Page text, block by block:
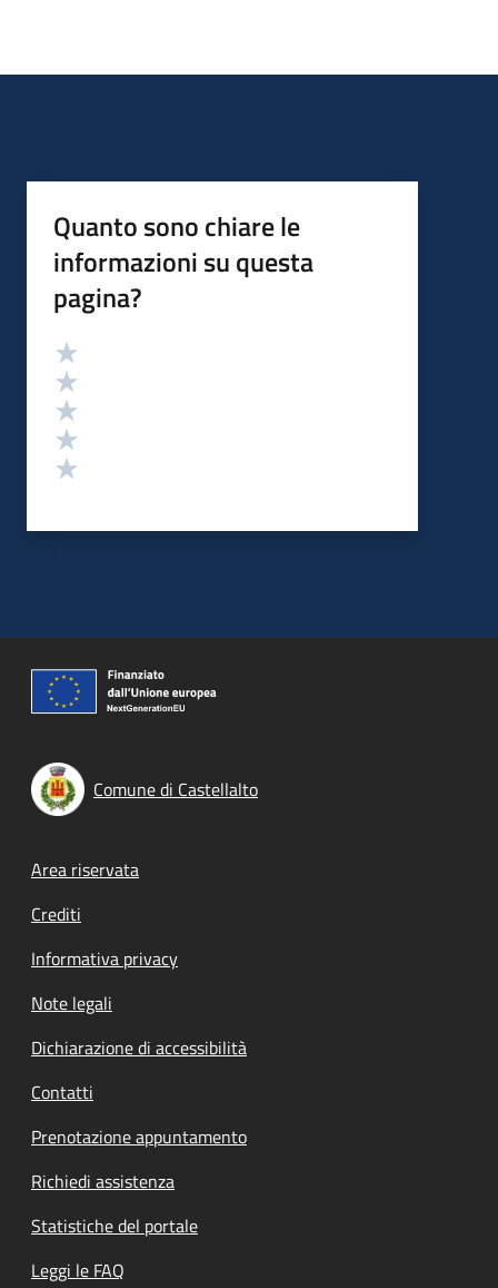
Quanto sono chiare le
informazioni su questa
pagina?
Valutazione
Comune di Castellalto
Footer menu
Area riservata
Crediti
Informativa privacy
Note legali
Dichiarazione di accessibilità
Contatti
Prenotazione appuntamento
Richiedi assistenza
Statistiche del portale
Leggi le FAQ